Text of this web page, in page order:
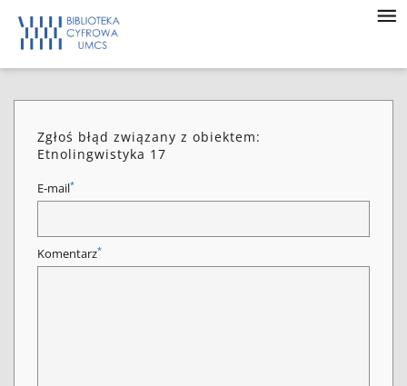
Zgłoś błąd związany z obiektem:
Etnolingwistyka 17
E-mail*
Komentarz*